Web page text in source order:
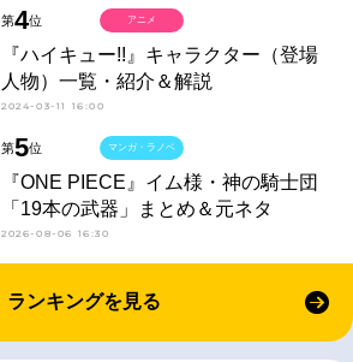
第4位
『ハイキュー!!』キャラクター（登場
人物）一覧・紹介＆解説
2024-03-11 16:00
アニメ
第5位
『ONE PIECE』イム様・神の騎士団
「19本の武器」まとめ＆元ネタ
2026-08-06 16:30
マンガ・ラノベ
ランキングを見る